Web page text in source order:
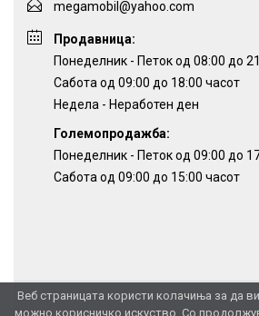
Веб страницата користи колачиња за да
можно корисничко искуство. Со
megamobil@yahoo.com
Продавница:
Понеделник - Петок од 08:00 до
Сабота од 09:00 до 18:00 часот
Недела - Неработен ден
Големопродажба:
Понеделник - Петок од 09:00 до
Сабота од 09:00 до 15:00 часот